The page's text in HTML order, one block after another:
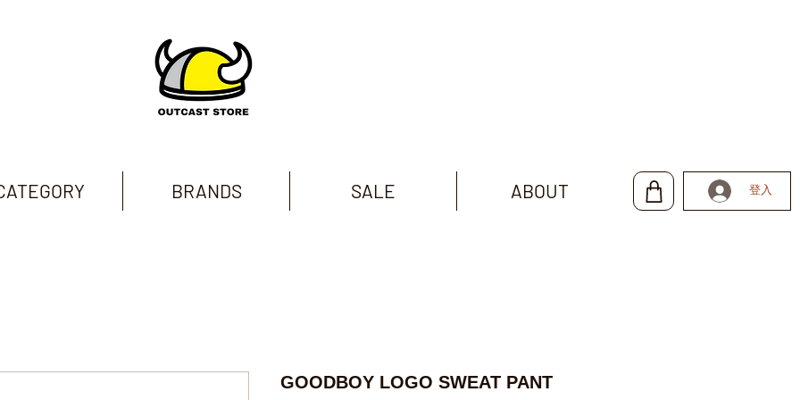
BRANDS SALE ABOUT 登入
GOODBOY LOGO SWEAT PANT